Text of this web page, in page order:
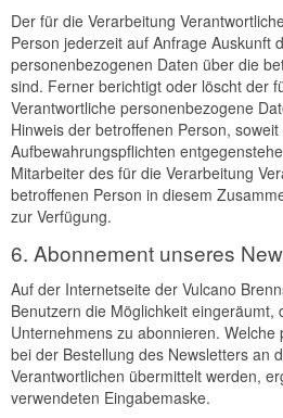
Der für die Verarbeitung
Person jederzeit auf Anfrage Auskunft
personenbezogenen Daten über die
sind. Ferner berichtigt oder löscht der
Verantwortliche personenbezogene
Hinweis der betroffenen Person,
Aufbewahrungspflichten
Mitarbeiter des für die Verarbeitung
betroffenen Person in diesem
zur Verfügung.
6. Abonnement unseres
Auf der Internetseite der Vulcano
Benutzern die Möglichkeit eingeräumt,
Unternehmens zu abonnieren.
bei der Bestellung des Newsletters an
Verantwortlichen übermittelt werden,
verwendeten Eingabemaske.